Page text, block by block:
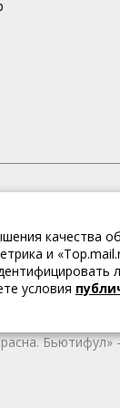
прекрасна.
одежду
широкий
качества
и
условия